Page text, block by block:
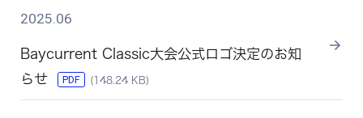
2025.06
Baycurrent Classic⼤会公式ロゴ決定のお知
らせ
PDF (148.24 KB)